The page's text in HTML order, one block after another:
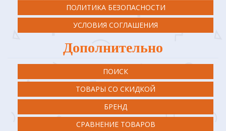
ПОЛИТИКА БЕЗОПАСНОСТИ
УСЛОВИЯ СОГЛАШЕНИЯ
Дополнительно
ПОИСК
ТОВАРЫ СО СКИДКОЙ
БРЕНД
СРАВНЕНИЕ ТОВАРОВ